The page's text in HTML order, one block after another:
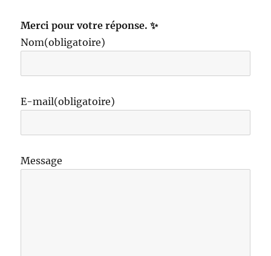
Merci pour votre réponse. ✨
Nom(obligatoire)
E-mail(obligatoire)
Message